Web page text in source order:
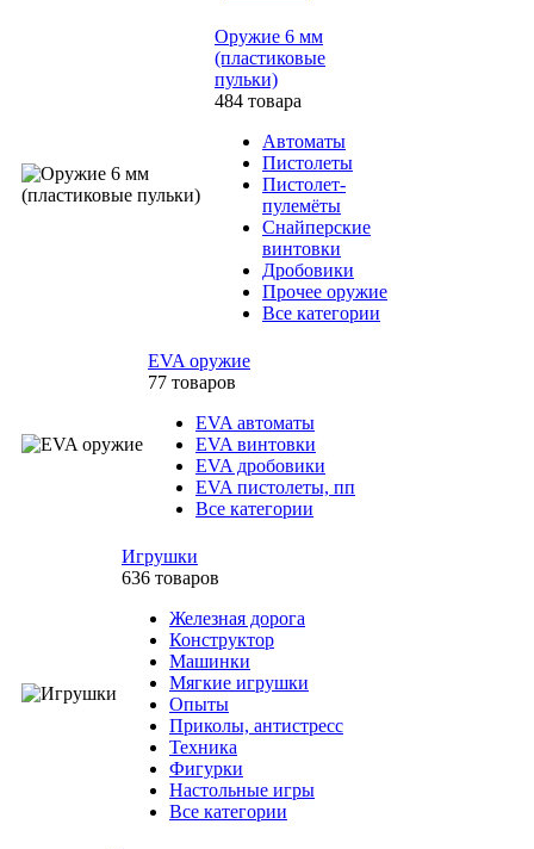
Оружие 6 мм
(пластиковые
пульки)
484 товара
Автоматы
Пистолеты
Пистолет-
пулемёты
Снайперские
винтовки
Дробовики
Прочее оружие
Все категории
EVA оружие
77 товаров
EVA автоматы
EVA винтовки
EVA дробовики
EVA пистолеты, пп
Все категории
Игрушки
636 товаров
Железная дорога
Конструктор
Машинки
Мягкие игрушки
Опыты
Приколы, антистресс
Техника
Фигурки
Настольные игры
Все категории